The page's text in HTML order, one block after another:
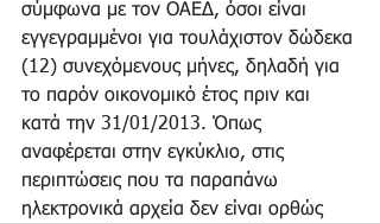
σύμφωνα με τον ΟΑΕΔ, όσοι είναι
εγγεγραμμένοι για τουλάχιστον δώδεκα
(12) συνεχόμενους μήνες, δηλαδή για
το παρόν οικονομικό έτος πριν και
κατά την 31/01/2013. Όπως
αναφέρεται στην εγκύκλιο, στις
περιπτώσεις που τα παραπάνω
ηλεκτρονικά αρχεία δεν είναι ορθώς